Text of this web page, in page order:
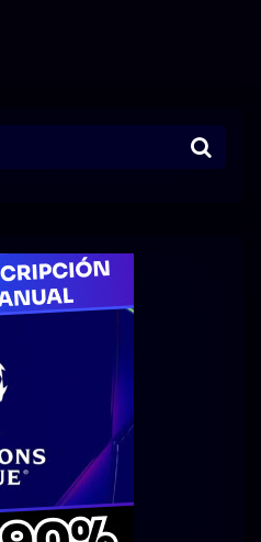
2160p 4K SDR